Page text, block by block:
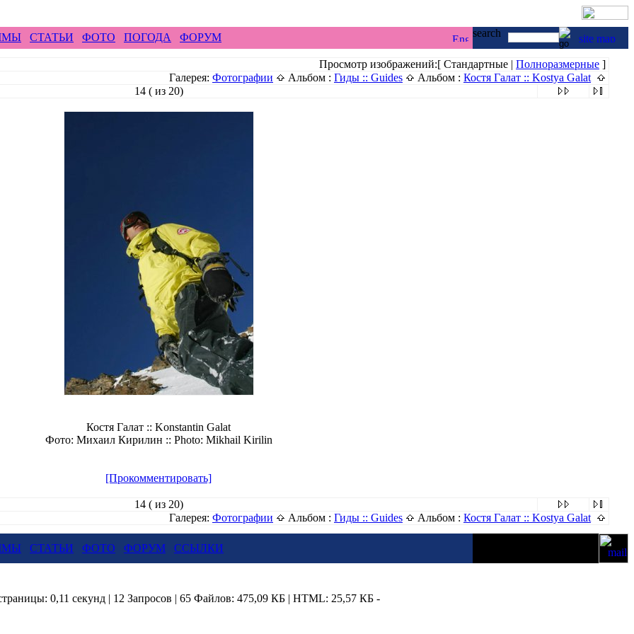
СТАТЬИ ФОТО ПОГОДА ФОРУМ
Просмотр изображений:[ Стандартные | Полноразмерные ]
Галерея: Фотографии Альбом : Гиды :: Guides Альбом : Костя Галат :: Kostya Galat
14 ( из 20)
Костя Галат :: Konstantin Galat
Фото: Михаил Кирилин :: Photo: Mikhail Kirilin
[Прокомментировать]
14 ( из 20)
Галерея: Фотографии Альбом : Гиды :: Guides Альбом : Костя Галат :: Kostya Galat
СТАТЬИ ФОТО ФОРУМ ССЫЛКИ
0,11 секунд | 12 Запросов | 65 Файлов: 475,09 КБ | HTML: 25,57 КБ -